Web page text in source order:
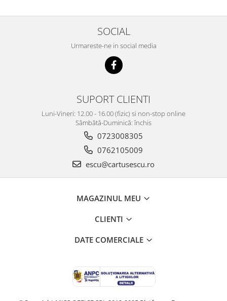
SOCIAL
Urmareste-ne in social media
SUPORT CLIENTI
Luni-Vineri: 12.00 - 16.00 (fizic) si non-stop online
Sâmbătă-Duminică: închis
0723008305
0762105009
escu@cartusescu.ro
MAGAZINUL MEU
CLIENTI
DATE COMERCIALE